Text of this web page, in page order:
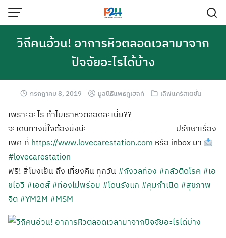
วิถีคนอ้วน! อาการหิวตลอดเวลามาจาก
ปัจจัยอะไรได้บ้าง
กรกฎาคม 8, 2019 มูลนิธิแพธทูเฮลท์ เลิฟแคร์สเตชั่น
เพราะอะไร ทำไมเราหิวตลอดละเนี่ย??
จะเดินทางนี้ใจต้องนิ่งน่ะ —————————————— ปรึกษาเรื่อง
เพศ ที่ https://www.lovecarestation.com หรือ inbox มา
#lovecarestation
ฟรี! สี่โมงเย็น ถึง เที่ยงคืน ทุกวัน #กังวลท้อง #กลัวติดโรค #เอ
ชไอวี #เอดส์ #ท้องไม่พร้อม #โดนรังแก #คุมกำเนิด #สุขภาพ
จิต #YM2M #MSM